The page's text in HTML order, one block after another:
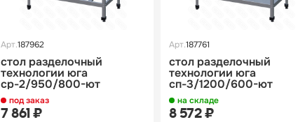
Арт.187962
стол разделочный
технологии юга
ср-2/950/800-ют
под заказ
7 861 ₽
Арт.187761
стол разделочный
технологии юга
сп-3/1200/600-ют
на складе
8 572 ₽